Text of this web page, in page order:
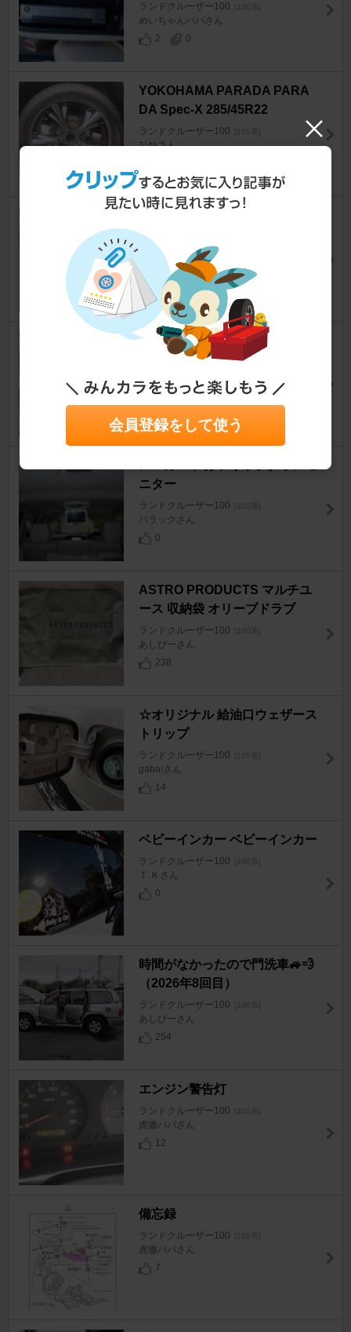
ランドクルーザー100 [100系]
めいちゃんパパさん
2
0
YOKOHAMA PARADA PARA
DA Spec-X 285/45R22
ランドクルーザー100 [100系]
ｺﾐｸﾙさん
ョックアブソーバー
ランドクルーザー100
overlander_gh_atsushさん
26
GCG TURBOS CT15BR
ランドクルーザー100 [100系]
10
ニター
ランドクルーザー100 [100系]
バラックさん
0
ASTRO PRODUCTS マルチユ
ース 収納袋 オリーブドラブ
ランドクルーザー100 [100系]
あしぴーさん
238
☆オリジナル 給油口ウェザース
トリップ
ランドクルーザー100 [100系]
gaba!さん
14
ベビーインカー ベビーインカー
ランドクルーザー100 [100系]
Ｔ.Ｋさん
0
時間がなかったので門洗車🚙💨
（2026年8回目）
ランドクルーザー100 [100系]
あしぴーさん
254
エンジン警告灯
ランドクルーザー100 [100系]
虎徹パパさん
12
備忘録
ランドクルーザー100 [100系]
虎徹パパさん
7
会員登録をして使う